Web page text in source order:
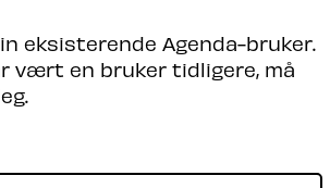
eksisterende Agenda-bruker.
vært en bruker tidligere, må